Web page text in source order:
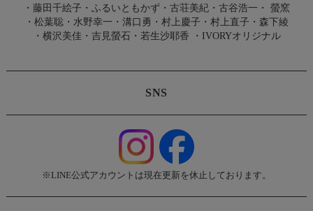
・ 藤田千絵子 ・ ふるいともかず ・ 古荘美紀 ・ 古谷浩一 ・
螢窯
・ 松葉聡 ・ 水野幸一 ・ 溝口勇 ・ 村上慶子 ・ 村上直子 ・ 森下綾
・ 横沢美佳 ・ 吉見螢石・ 若生沙耶香 ・ IVORYオリジナル
SNS
※LINE公式アカウントは現在更新を休止しております。